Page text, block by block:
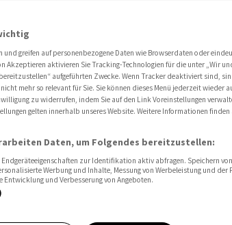
und greifen auf personenbezogene Daten wie Browserdaten oder
Akzeptieren aktivieren Sie Tracking-Technologien für die unter „Wir
aufgeführten Zwecke. Wenn Tracker deaktiviert sind,
mehr so relevant für Sie. Sie können dieses Menü jederzeit wieder
zu widerrufen, indem Sie auf den Link Voreinstellungen
gelten innerhalb unseres Website. Weitere Informationen finden
Daten, um Folgendes bereitzustellen:
zur Identifikation aktiv abfragen. Speichern
Werbung und Inhalte, Messung von Werbeleistung und der
und Verbesserung von Angeboten.